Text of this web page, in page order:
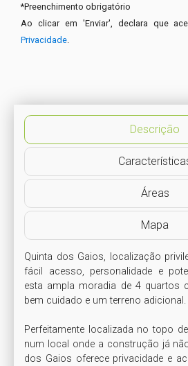
*Preenchimento obrigatório
Ao clicar em 'Enviar', declara que
Privacidade
Descrição
Áreas
Mapa
Quinta dos Gaios, localização
fácil acesso, personalidade e
esta ampla moradia de 4 quartos
bem cuidado e um terreno adicional.
Perfeitamente localizada no topo
num local onde a construção já
dos Gaios oferece privacidade e